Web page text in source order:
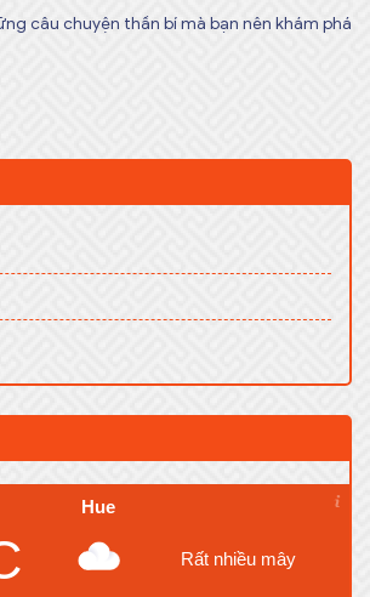
câu chuyện thần bí mà bạn nên khám phá
Hue
Rất nhiều mây